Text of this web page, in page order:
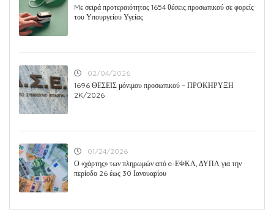
Mε σειρά προτεραιότητας 1654 θέσεις προσωπικού σε φορείς
του Υπουργείου Υγείας
02/04/2026
1696 ΘΕΣΕΙΣ μόνιμου προσωπικού – ΠΡΟΚΗΡΥΞΗ
2K/2026
01/24/2026
Ο «χάρτης» των πληρωμών από e-ΕΦΚΑ, ΔΥΠΑ για την
περίοδο 26 έως 30 Ιανουαρίου